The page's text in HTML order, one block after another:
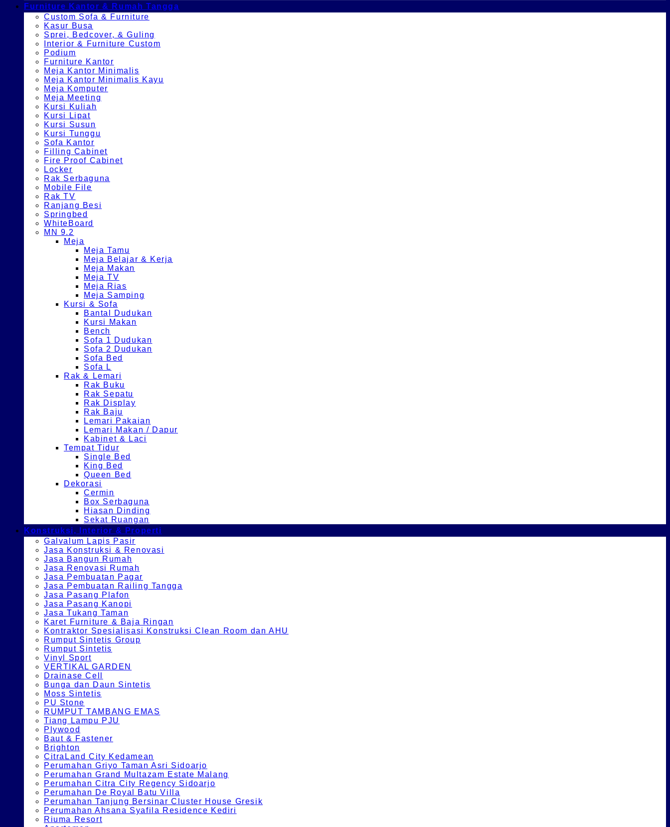
Furniture Kantor & Rumah Tangga
Custom Sofa & Furniture
Kasur Busa
Sprei, Bedcover, & Guling
Interior & Furniture Custom
Podium
Furniture Kantor
Meja Kantor Minimalis
Meja Kantor Minimalis Kayu
Meja Komputer
Meja Meeting
Kursi Kuliah
Kursi Lipat
Kursi Susun
Kursi Tunggu
Sofa Kantor
Filling Cabinet
Fire Proof Cabinet
Locker
Rak Serbaguna
Mobile File
Rak TV
Ranjang Besi
Springbed
WhiteBoard
MN 9.2
Meja
Meja Tamu
Meja Belajar & Kerja
Meja Makan
Meja TV
Meja Rias
Meja Samping
Kursi & Sofa
Bantal Dudukan
Kursi Makan
Bench
Sofa 1 Dudukan
Sofa 2 Dudukan
Sofa Bed
Sofa L
Rak & Lemari
Rak Buku
Rak Sepatu
Rak Display
Rak Baju
Lemari Pakaian
Lemari Makan / Dapur
Kabinet & Laci
Tempat Tidur
Single Bed
King Bed
Queen Bed
Dekorasi
Cermin
Box Serbaguna
Hiasan Dinding
Sekat Ruangan
Konstruksi, Interior & Properti
Galvalum Lapis Pasir
Jasa Konstruksi & Renovasi
Jasa Bangun Rumah
Jasa Renovasi Rumah
Jasa Pembuatan Pagar
Jasa Pembuatan Railing Tangga
Jasa Pasang Plafon
Jasa Pasang Kanopi
Jasa Tukang Taman
Karet Furniture & Baja Ringan
Kontraktor Spesialisasi Konstruksi Clean Room dan AHU
Rumput Sintetis Group
Rumput Sintetis
Vinyl Sport
VERTIKAL GARDEN
Drainase Cell
Bunga dan Daun Sintetis
Moss Sintetis
PU Stone
RUMPUT TAMBANG EMAS
Tiang Lampu PJU
Plywood
Baut & Fastener
Brighton
CitraLand City Kedamean
Perumahan Griyo Taman Asri Sidoarjo
Perumahan Grand Multazam Estate Malang
Perumahan Citra City Regency Sidoarjo
Perumahan De Royal Batu Villa
Perumahan Tanjung Bersinar Cluster House Gresik
Perumahan Ahsana Syafila Residence Kediri
Riuma Resort